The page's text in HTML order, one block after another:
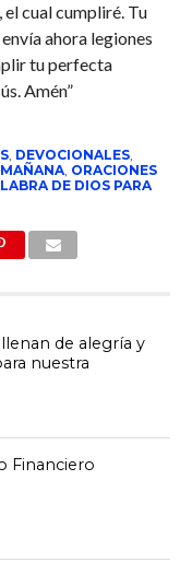
cual cumpliré. Tu
ahora legiones
tu perfecta
Amén”
, DEVOCIONALES,
, ORACIONES
DE DIOS PARA
de alegría y
nuestra
Financiero